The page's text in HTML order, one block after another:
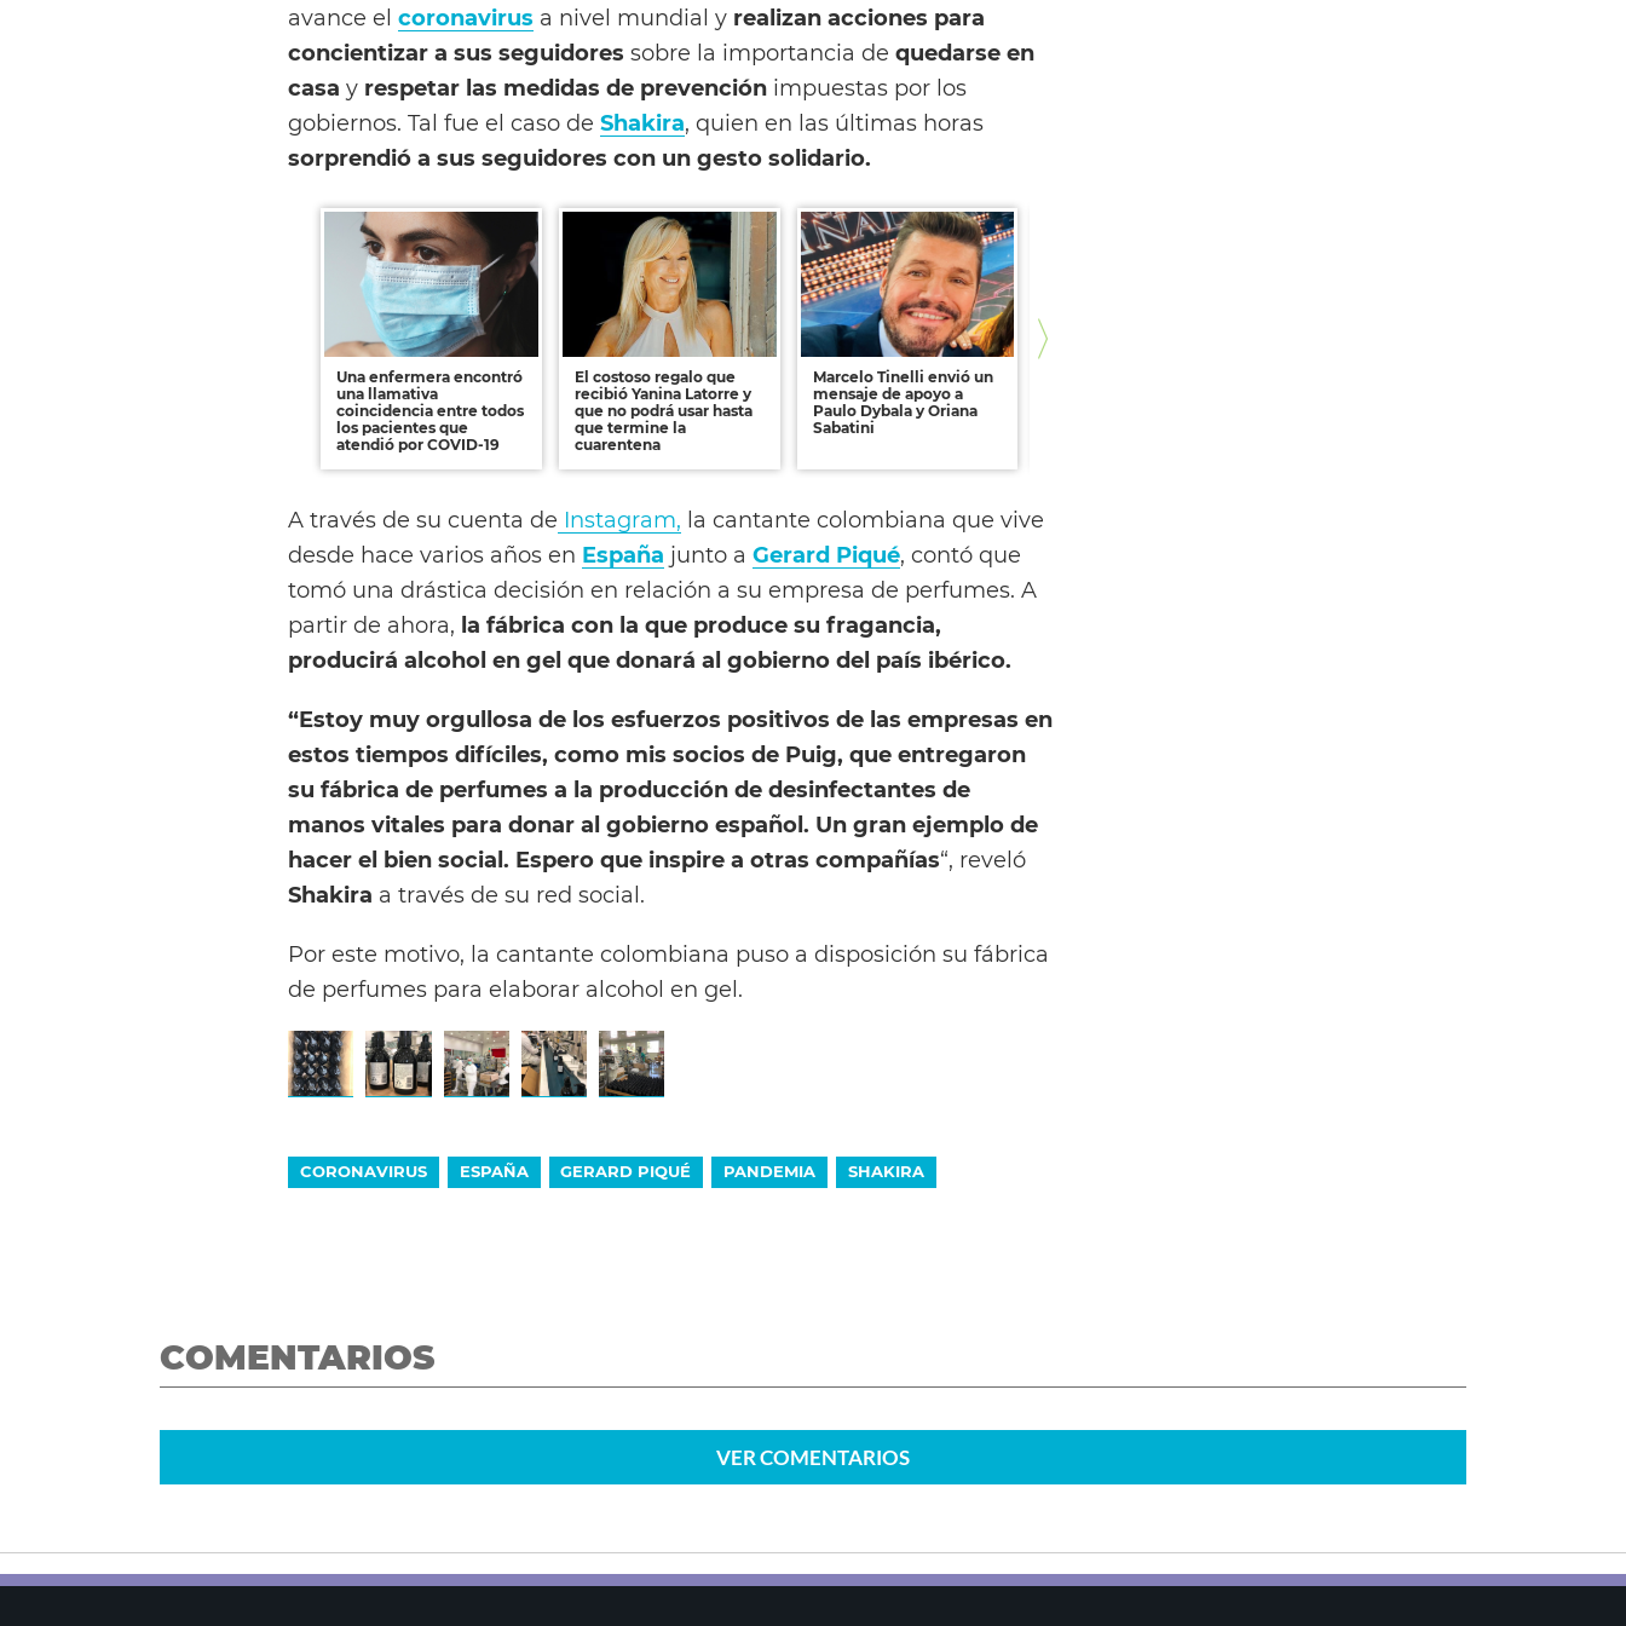
avance el coronavirus a nivel mundial y realizan acciones para
concientizar a sus seguidores sobre la importancia de quedarse en
casa y respetar las medidas de prevención impuestas por los
gobiernos. Tal fue el caso de Shakira, quien en las últimas horas
sorprendió a sus seguidores con un gesto solidario.
Una enfermera encontró
una llamativa
coincidencia entre todos
los pacientes que
atendió por COVID-19
El costoso regalo que
recibió Yanina Latorre y
que no podrá usar hasta
que termine la
cuarentena
Marcelo Tinelli envió un
mensaje de apoyo a
Paulo Dybala y Oriana
Sabatini
A través de su cuenta de Instagram, la cantante colombiana que vive
desde hace varios años en España junto a Gerard Piqué, contó que
tomó una drástica decisión en relación a su empresa de perfumes. A
partir de ahora, la fábrica con la que produce su fragancia,
producirá alcohol en gel que donará al gobierno del país ibérico.
“Estoy muy orgullosa de los esfuerzos positivos de las empresas en
estos tiempos difíciles, como mis socios de Puig, que entregaron
su fábrica de perfumes a la producción de desinfectantes de
manos vitales para donar al gobierno español. Un gran ejemplo de
hacer el bien social. Espero que inspire a otras compañías“, reveló
Shakira a través de su red social.
Por este motivo, la cantante colombiana puso a disposición su fábrica
de perfumes para elaborar alcohol en gel.
CORONAVIRUS ESPAÑA GERARD PIQUÉ PANDEMIA SHAKIRA
COMENTARIOS
VERCOMENTARIOS